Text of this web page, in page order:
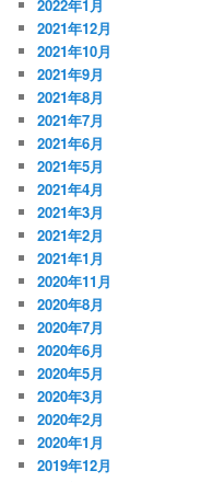
2022年1月
2021年12月
2021年10月
2021年9月
2021年8月
2021年7月
2021年6月
2021年5月
2021年4月
2021年3月
2021年2月
2021年1月
2020年11月
2020年8月
2020年7月
2020年6月
2020年5月
2020年3月
2020年2月
2020年1月
2019年12月